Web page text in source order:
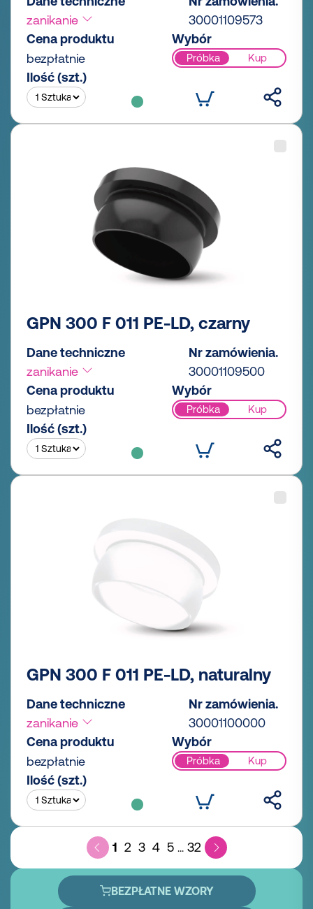
zanikanie
30001109573
Cena produktu
bezpłatnie
Wybór
Próbka Kup
Ilość (szt.)
GPN 300 F 011 PE-LD, czarny
Dane techniczne
zanikanie
Nr zamówienia.
30001109500
Cena produktu
bezpłatnie
Wybór
Próbka Kup
Ilość (szt.)
GPN 300 F 011 PE-LD, naturalny
Dane techniczne
zanikanie
Nr zamówienia.
30001100000
Cena produktu
bezpłatnie
Wybór
Próbka Kup
Ilość (szt.)
1 2 3 4 5 32
BEZPŁATNE WZORY